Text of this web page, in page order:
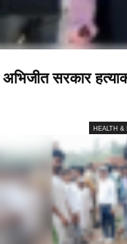
अभिजीत सरकार
HEALTH &